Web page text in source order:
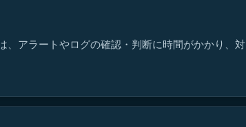
、アラートやログの確認・判断に時間がかかり、対